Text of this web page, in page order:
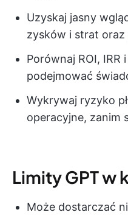
Uzyskaj jasny
zysków i strat oraz
Porównaj ROI,
podejmować
Wykrywaj ryzyko
operacyjne, zanim
Limity GPT w
Może dostarczać